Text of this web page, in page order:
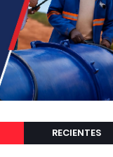
RECIENTES